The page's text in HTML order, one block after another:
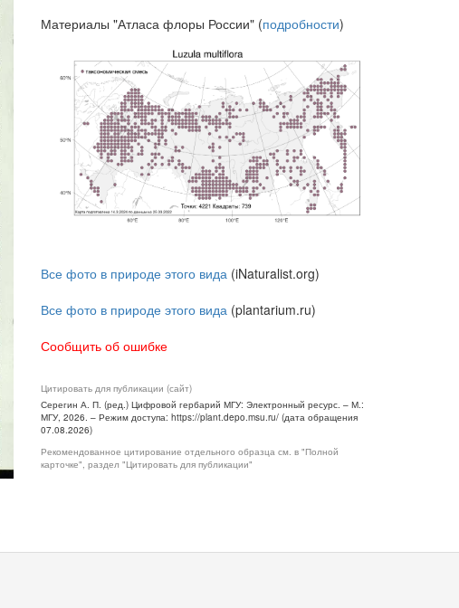
Материалы "Атласа флоры России" (подробности)
Все фото в природе этого вида (iNaturalist.org)
Все фото в природе этого вида (plantarium.ru)
Сообщить об ошибке
Цитировать для публикации (сайт)
Серегин А. П. (ред.) Цифровой гербарий МГУ: Электронный ресурс. – М.:
МГУ, 2026. – Режим доступа: https://plant.depo.msu.ru/ (дата обращения
07.08.2026)
Рекомендованное цитирование отдельного образца см. в "Полной
карточке", раздел "Цитировать для публикации"